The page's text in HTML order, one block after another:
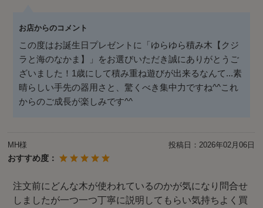
お店からのコメント
この度はお誕生日プレゼントに「ゆらゆら積み木【クジ
ラと海のなかま】」をお選びいただき誠にありがとうご
ざいました！1歳にして積み重ね遊びが出来るなんて...素
晴らしい手先の器用さと、驚くべき集中力ですね^^これ
からのご成長が楽しみです^^
MH様 投稿日： 2026年02月06日
おすすめ度：
注文前にどんな木が使われているのかが気になり問合せ
しましたが一つ一つ丁寧に説明してもらい気持ちよく買